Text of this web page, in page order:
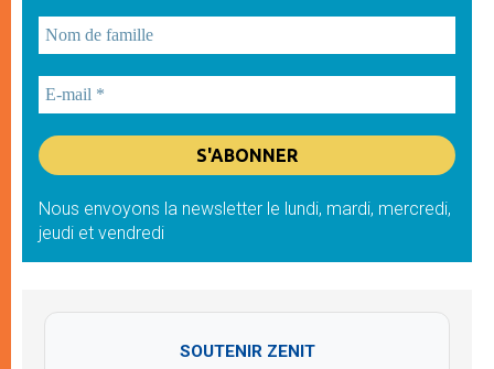
Nous envoyons la newsletter le lundi, mardi, mercredi,
jeudi et vendredi
SOUTENIR ZENIT